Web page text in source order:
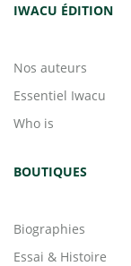
IWACU ÉDITION
Nos auteurs
Essentiel Iwacu
Who is
BOUTIQUES
Biographies
Essai & Histoire